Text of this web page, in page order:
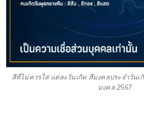
สีที่ไม่ควรใส่ แต่ละวันเกิด สีมงคลประจำวันเ
มงคล 2567